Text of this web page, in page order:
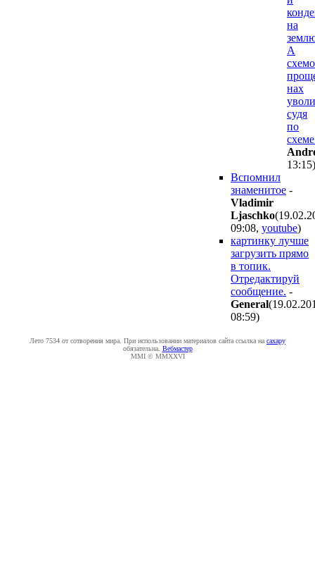
на
А
нах
судя
по
13:15)
Вспомнил
знаменитое -
Vladimir
Ljaschko
09:08, youtube)
картинку лучше
загрузить прямо
в топик.
Отредактируй
сообщение. -
General
08:59)
Лето 7534 от сотворения мира. При использовании материалов сайта ссылка на caxapу
обязательна. Вебмастер
MMI © MMXXVI